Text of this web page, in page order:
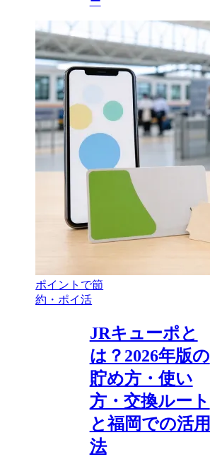
ポイントで節
約・ポイ活
JRキューポと
は？2026年版の
貯め方・使い
方・交換ルート
と福岡での活用
法